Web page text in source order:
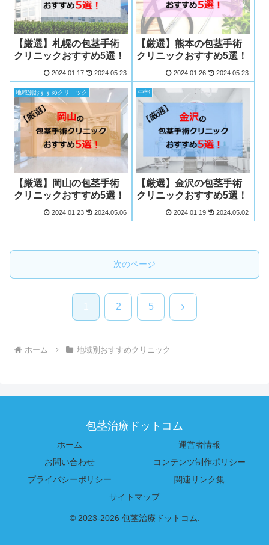
【厳選】札幌の包茎手術
クリニックおすすめ5選！
2024.01.17 2024.05.23
【厳選】熊本の包茎手術
クリニックおすすめ5選！
2024.01.26 2024.05.23
地域別おすすめクリニック
【厳選】岡山の包茎手術
クリニックおすすめ5選！
2024.01.23 2024.05.06
中部
【厳選】金沢の包茎手術
クリニックおすすめ5選！
2024.01.19 2024.05.02
次のページ
2 5 次
ホーム 地域別おすすめクリニック
包茎治療ドットコム
ホーム
運営者情報
お問い合わせ
コンテンツ制作ポリシー
プライバシーポリシー
関連リンク集
サイトマップ
© 2023-2026 包茎治療ドットコム.